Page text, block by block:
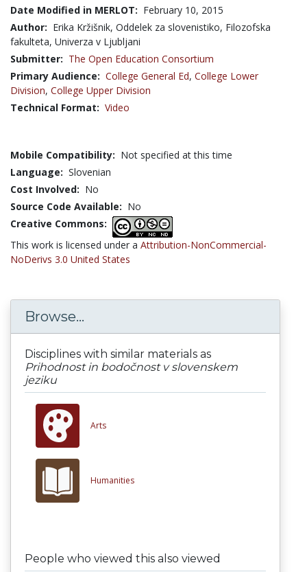
Date Modified in MERLOT: February 10, 2015
Author: Erika Kržišnik, Oddelek za slovenistiko, Filozofska
fakulteta, Univerza v Ljubljani
Submitter: The Open Education Consortium
Primary Audience: College General Ed, College Lower
Division, College Upper Division
Technical Format: Video
Mobile Compatibility: Not specified at this time
Language: Slovenian
Cost Involved: No
Source Code Available: No
Creative Commons:
This work is licensed under a Attribution-NonCommercial-
NoDerivs 3.0 United States
Browse...
Disciplines with similar materials as
Prihodnost in bodočnost v slovenskem
jeziku
Arts
Humanities
People who viewed this also viewed